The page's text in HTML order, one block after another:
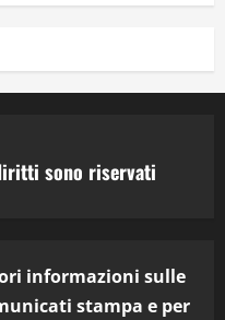
sono riservati
informazioni sulle
stampa e per